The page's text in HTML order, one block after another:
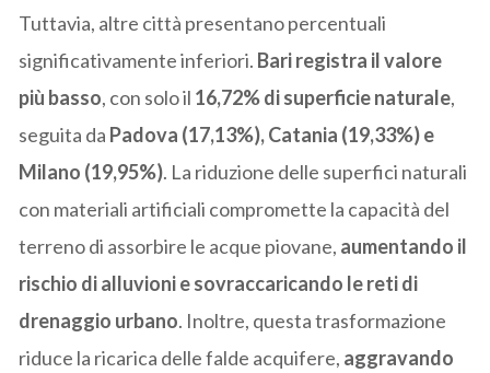
Tuttavia, altre città presentano percentuali
significativamente inferiori. Bari registra il valore
più basso, con solo il 16,72% di superficie naturale,
seguita da Padova (17,13%), Catania (19,33%) e
Milano (19,95%). La riduzione delle superfici naturali
con materiali artificiali compromette la capacità del
terreno di assorbire le acque piovane, aumentando il
rischio di alluvioni e sovraccaricando le reti di
drenaggio urbano. Inoltre, questa trasformazione
riduce la ricarica delle falde acquifere, aggravando